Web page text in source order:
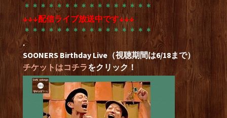
＊＊＊＊＊＊＊＊＊＊＊＊＊＊＊＊
↓↓↓配信ライブ放送中です↓↓↓
＊＊＊＊＊＊＊＊＊＊＊＊＊＊＊＊
.
SOONERS Birthday Live（視聴期間は6/18まで）
チケットはコチラをクリック！